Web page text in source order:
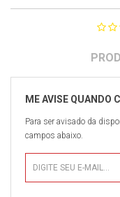
Para ser avisado da
campos abaixo.